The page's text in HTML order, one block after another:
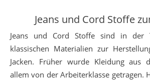
Jeans und Cord Stoffe
Jeans und Cord Stoffe sind in der
klassischen Materialien zur
Jacken. Früher wurde Kleidung aus
allem von der Arbeiterklasse getragen.